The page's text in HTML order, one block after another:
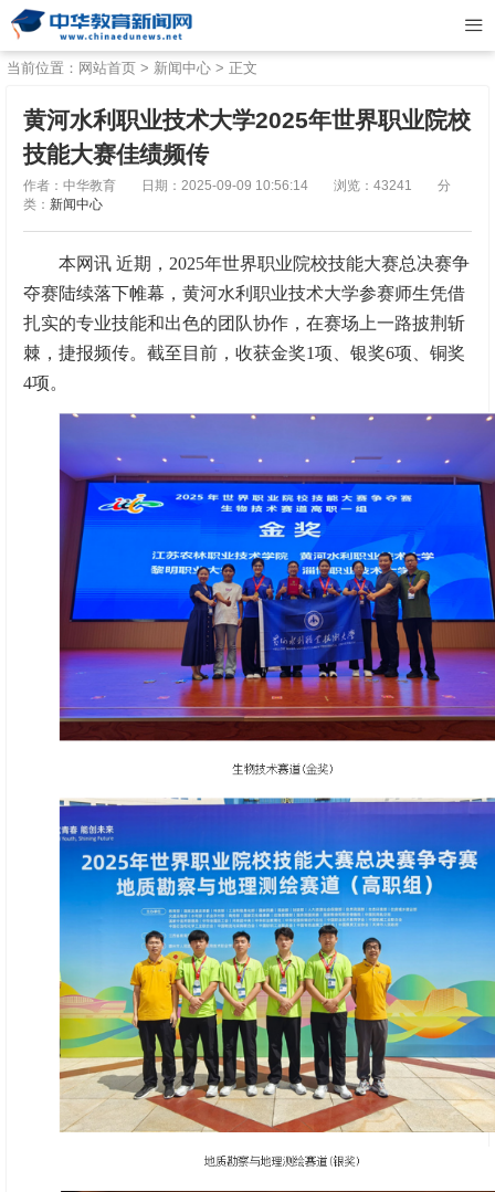
当前位置： 网站首页 > 新闻中心 > 正文
黄河水利职业技术大学2025年世界职业院校
技能大赛佳绩频传
作者：中华教育 日期：2025-09-09 10:56:14 浏览：43241
分
类： 新闻中心
本网讯 近期，2025年世界职业院校技能大赛总决赛争
夺赛陆续落下帷幕，黄河水利职业技术大学参赛师生凭借
扎实的专业技能和出色的团队协作，在赛场上一路披荆斩
棘，捷报频传。截至目前，收获金奖1项、银奖6项、铜奖
4项。